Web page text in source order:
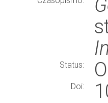
Status:
Doi: